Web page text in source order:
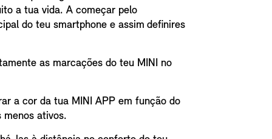
a tua vida. A começar pelo
do teu smartphone e assim definires
as marcações do teu MINI no
a cor da tua MINI APP em função do
menos ativos.